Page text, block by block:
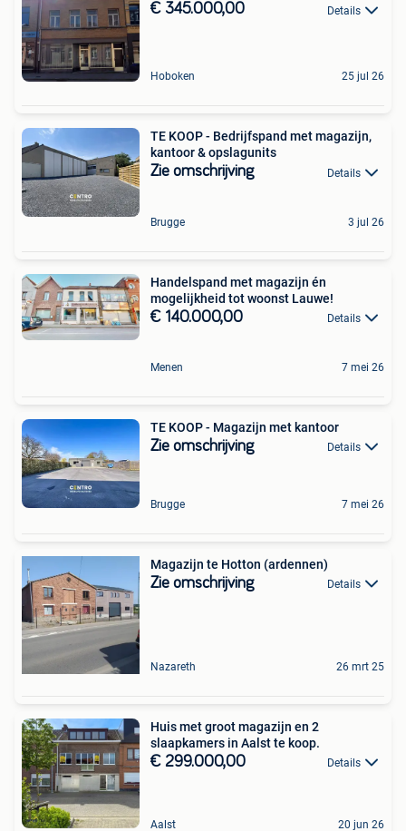
€ 345.000,00 Details
Hoboken 25 jul 26
TE KOOP - Bedrijfspand met magazijn,
kantoor & opslagunits
Zie omschrijving Details
Brugge 3 jul 26
Handelspand met magazijn én
mogelijkheid tot woonst Lauwe!
€ 140.000,00 Details
Menen 7 mei 26
TE KOOP - Magazijn met kantoor
Zie omschrijving Details
Brugge 7 mei 26
Magazijn te Hotton (ardennen)
Zie omschrijving Details
Nazareth 26 mrt 25
Huis met groot magazijn en 2
slaapkamers in Aalst te koop.
€ 299.000,00 Details
Aalst 20 jun 26